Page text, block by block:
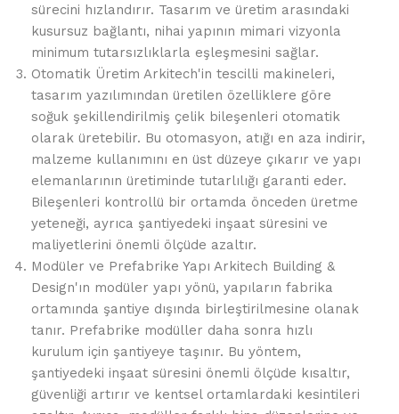
sürecini hızlandırır. Tasarım ve üretim arasındaki
kusursuz bağlantı, nihai yapının mimari vizyonla
minimum tutarsızlıklarla eşleşmesini sağlar.
Otomatik Üretim Arkitech'in tescilli makineleri,
tasarım yazılımından üretilen özelliklere göre
soğuk şekillendirilmiş çelik bileşenleri otomatik
olarak üretebilir. Bu otomasyon, atığı en aza indirir,
malzeme kullanımını en üst düzeye çıkarır ve yapı
elemanlarının üretiminde tutarlılığı garanti eder.
Bileşenleri kontrollü bir ortamda önceden üretme
yeteneği, ayrıca şantiyedeki inşaat süresini ve
maliyetlerini önemli ölçüde azaltır.
Modüler ve Prefabrike Yapı Arkitech Building &
Design'ın modüler yapı yönü, yapıların fabrika
ortamında şantiye dışında birleştirilmesine olanak
tanır. Prefabrike modüller daha sonra hızlı
kurulum için şantiyeye taşınır. Bu yöntem,
şantiyedeki inşaat süresini önemli ölçüde kısaltır,
güvenliği artırır ve kentsel ortamlardaki kesintileri